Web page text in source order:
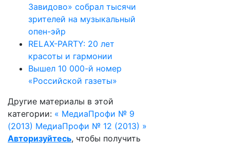
Завидово» собрал тысячи
зрителей на музыкальный
опен-эйр
RELAX-PARTY: 20 лет
красоты и гармонии
Вышел 10 000-й номер
«Российской газеты»
Другие материалы в этой
категории: « МедиаПрофи № 9
(2013) МедиаПрофи № 12 (2013) »
Авторизуйтесь, чтобы получить